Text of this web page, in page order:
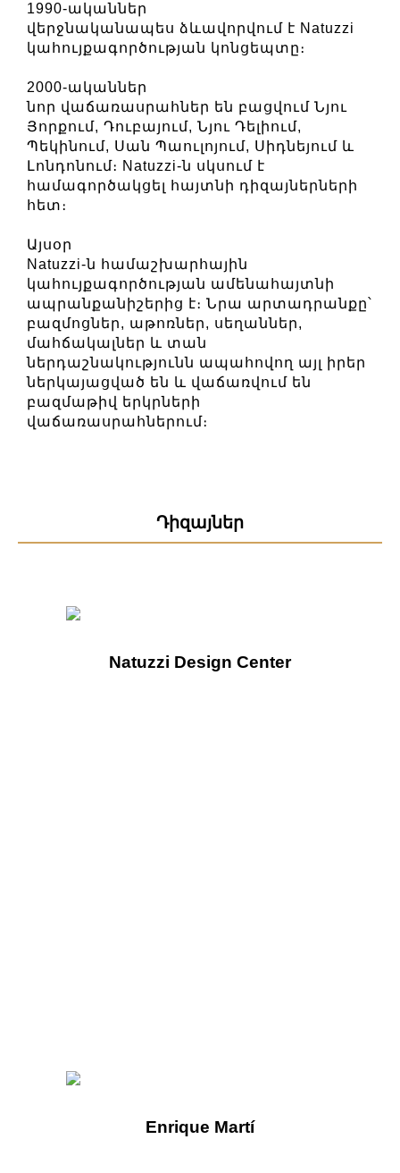
1990-ականներ
վերջնականապես ձևավորվում է Natuzzi
կահույքագործության կոնցեպտը։
2000-ականներ
նոր վաճառասրահներ են բացվում Նյու
Յորքում, Դուբայում, Նյու Դելիում,
Պեկինում, Սան Պաուլոյում, Սիդնեյում և
Լոնդոնում։ Natuzzi-ն սկսում է
համագործակցել հայտնի դիզայներների
հետ։
Այսօր
Natuzzi-ն համաշխարհային
կահույքագործության ամենահայտնի
ապրանքանիշերից է։ Նրա արտադրանքը՝
բազմոցներ, աթոռներ, սեղաններ,
մահճակալներ և տան
ներդաշնակությունն ապահովող այլ իրեր
ներկայացված են և վաճառվում են
բազմաթիվ երկրների
վաճառասրահներում։
Դիզայներ
Natuzzi Design Center
Enrique Martí